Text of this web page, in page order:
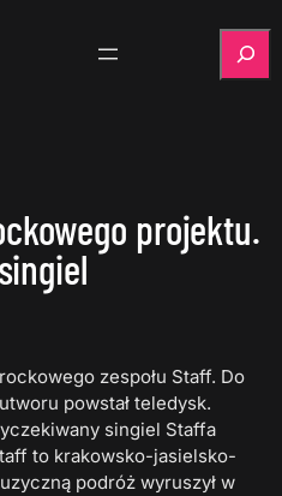
projektu.
zespołu Staff. Do
powstał teledysk.
singiel Staffa
to krakowsko-jasielsko-
podróż wyruszył w